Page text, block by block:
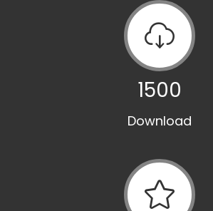
1500
Download